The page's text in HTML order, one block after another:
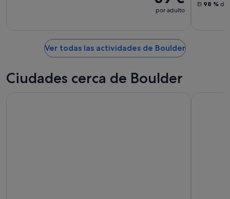
por adulto
El 98 % de
Ver todas las actividades de Boulder
Ciudades cerca de Boulder